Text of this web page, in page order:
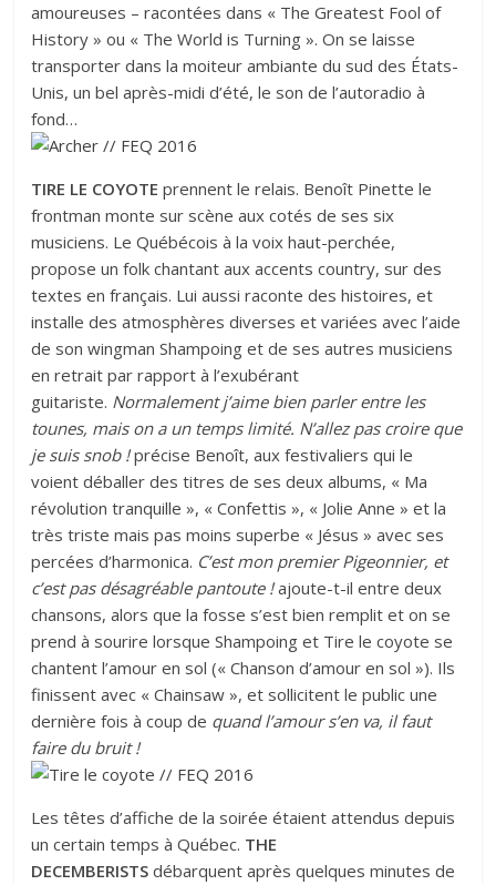
amoureuses – racontées dans « The Greatest Fool of
History » ou « The World is Turning ». On se laisse
transporter dans la moiteur ambiante du sud des États-
Unis, un bel après-midi d’été, le son de l’autoradio à
fond…
TIRE LE COYOTE prennent le relais. Benoît Pinette le
frontman monte sur scène aux cotés de ses six
musiciens. Le Québécois à la voix haut-perchée,
propose un folk chantant aux accents country, sur des
textes en français. Lui aussi raconte des histoires, et
installe des atmosphères diverses et variées avec l’aide
de son wingman Shampoing et de ses autres musiciens
en retrait par rapport à l’exubérant
guitariste. Normalement j’aime bien parler entre les
tounes, mais on a un temps limité. N’allez pas croire que
je suis snob !précise Benoît, aux festivaliers qui le
voient déballer des titres de ses deux albums, « Ma
révolution tranquille », « Confettis », « Jolie Anne » et la
très triste mais pas moins superbe « Jésus » avec ses
percées d’harmonica. C’est mon premier Pigeonnier, et
c’est pas désagréable pantoute !ajoute-t-il entre deux
chansons, alors que la fosse s’est bien remplit et on se
prend à sourire lorsque Shampoing et Tire le coyote se
chantent l’amour en sol (« Chanson d’amour en sol »). Ils
finissent avec « Chainsaw », et sollicitent le public une
dernière fois à coup de quand l’amour s’en va, il faut
faire du bruit !
Les têtes d’affiche de la soirée étaient attendus depuis
un certain temps à Québec. THE
DECEMBERISTS débarquent après quelques minutes de